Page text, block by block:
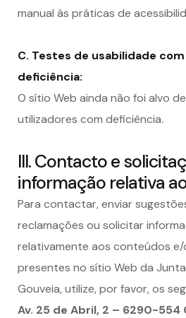
manual às práticas de
C. Testes de usabilidade
deficiência:
O sítio Web ainda não foi alvo
utilizadores com deficiência.
III. Contacto e
informação relativa
Para contactar, enviar
reclamações ou solicitar
relativamente aos conteúdos
presentes no sítio Web da
Gouveia, utilize, por favor, os
Av. 25 de Abril, 2 – 6290-554